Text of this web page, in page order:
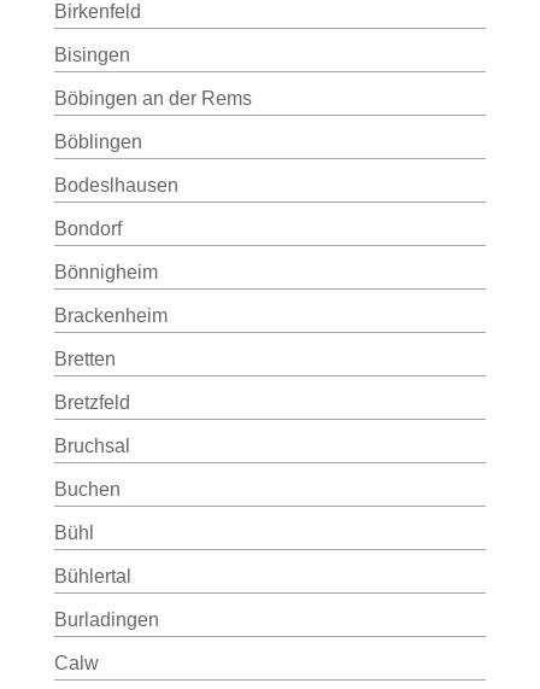
Birkenfeld
Bisingen
Böbingen an der Rems
Böblingen
Bodeslhausen
Bondorf
Bönnigheim
Brackenheim
Bretten
Bretzfeld
Bruchsal
Buchen
Bühl
Bühlertal
Burladingen
Calw